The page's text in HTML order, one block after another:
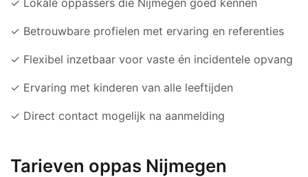
✓ Betrouwbare profielen met ervaring en referenties
✓ Flexibel inzetbaar voor vaste én incidentele opvang
✓ Ervaring met kinderen van alle leeftijden
✓ Direct contact mogelijk na aanmelding
Tarieven oppas Nijmegen